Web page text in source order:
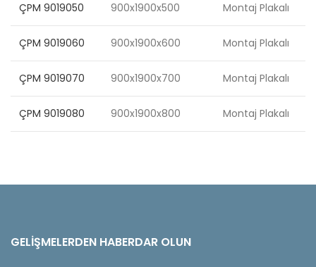
ÇPM 9019050 900x1900x500 Montaj Plakalı
ÇPM 9019060 900x1900x600 Montaj Plakalı
ÇPM 9019070 900x1900x700 Montaj Plakalı
ÇPM 9019080 900x1900x800 Montaj Plakalı
GELIŞMELERDEN HABERDAR OLUN